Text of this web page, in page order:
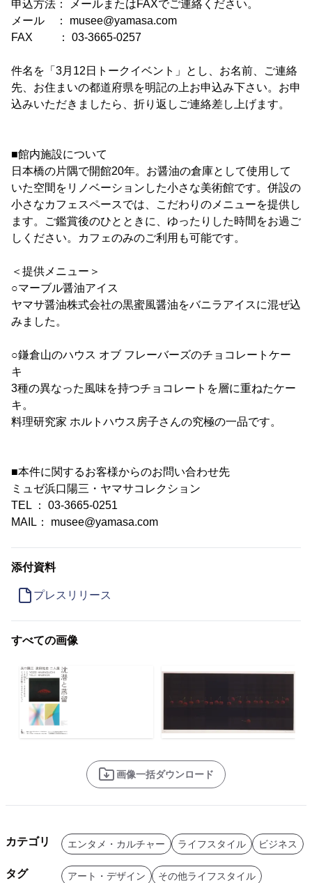
申込方法： メールまたはFAXでご連絡ください。
メール ： musee@yamasa.com
FAX ： 03-3665-0257
件名を「3月12日トークイベント」とし、お名前、ご連絡
先、お住まいの都道府県を明記の上お申込み下さい。お申
込みいただきましたら、折り返しご連絡差し上げます。
■館内施設について
日本橋の片隅で開館20年。お醤油の倉庫として使用して
いた空間をリノベーションした小さな美術館です。併設の
小さなカフェスペースでは、こだわりのメニューを提供し
ます。ご鑑賞後のひとときに、ゆったりした時間をお過ご
しください。カフェのみのご利用も可能です。
＜提供メニュー＞
○マーブル醤油アイス
ヤマサ醤油株式会社の黒蜜風醤油をバニラアイスに混ぜ込
みました。
○鎌倉山のハウス オブ フレーバーズのチョコレートケー
キ
3種の異なった風味を持つチョコレートを層に重ねたケー
キ。
料理研究家 ホルトハウス房子さんの究極の一品です。
■本件に関するお客様からのお問い合わせ先
ミュゼ浜口陽三・ヤマサコレクション
TEL ： 03-3665-0251
MAIL： musee@yamasa.com
添付資料
プレスリリース
すべての画像
画像一括ダウンロード
カテゴリ エンタメ・カルチャー ライフスタイル ビジネス
タグ アート・デザイン
その他ライフスタイル